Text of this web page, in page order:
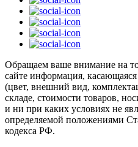
Обращаем ваше внимание на
сайте информация,
(цвет, внешний вид,
складе, стоимости товаров,
и ни при каких условиях не
определяемой положениями
кодекса РФ.